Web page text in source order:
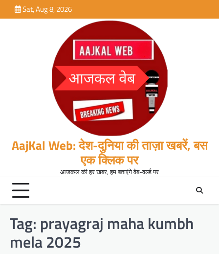
to
Sat, Aug 8, 2026
AajKal Web: देश-दुनिया की ताज़ा खबरें, बस
एक क्लिक पर
आजकल की हर खबर, हम बताएंगे वेब-वर्ल्ड पर
Tag: prayagraj maha kumbh
mela 2025